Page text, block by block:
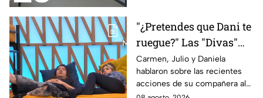
"¿Pretendes que Dani te
ruegue?" Las "Divas"
lamentan el
comportamiento de
Michelle en MasterChef
Carmen, Julio y Daniela
hablaron sobre las recientes
acciones de su compañera al
interior del Mundo MasterChef